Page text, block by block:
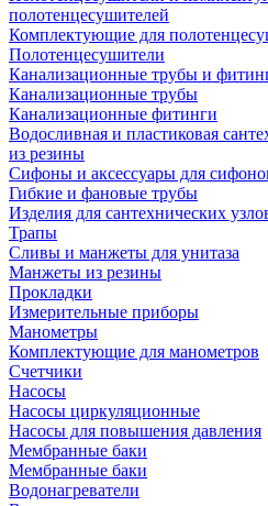
полотенцесушителей
Комплектующие для
Полотенцесушители
Канализационные трубы и
Канализационные трубы
Канализационные фитинги
Водосливная и пластиковая
из резины
Сифоны и аксессуары для
Гибкие и фановые трубы
Изделия для сантехнических
Трапы
Сливы и манжеты для унитаза
Манжеты из резины
Прокладки
Измерительные приборы
Манометры
Комплектующие для манометров
Счетчики
Насосы
Насосы циркуляционные
Насосы для повышения давления
Мембранные баки
Мембранные баки
Водонагреватели